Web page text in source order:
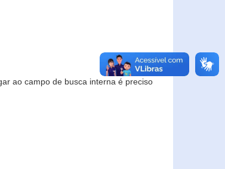
ao campo de busca interna é preciso